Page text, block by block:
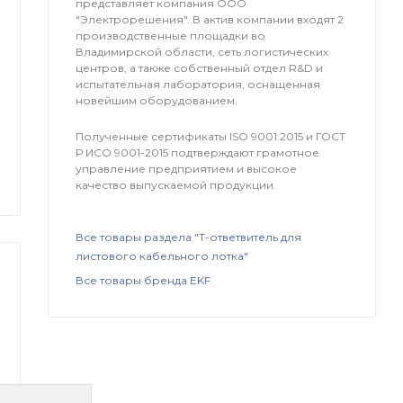
представляет компания OOO
"Электрорешения". В актив компании входят 2
производственные площадки во
Владимирской области, сеть логистических
центров, а также собственный отдел R&D и
испытательная лаборатория, оснащенная
новейшим оборудованием.
Полученные сертификаты ISO 9001:2015 и ГОСТ
Р ИСО 9001-2015 подтверждают грамотное
управление предприятием и высокое
качество выпускаемой продукции.
Все товары раздела "Т-ответвитель для
листового кабельного лотка"
Все товары бренда EKF